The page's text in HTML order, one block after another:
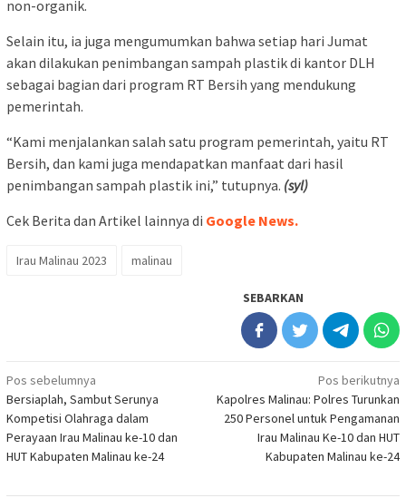
non-organik.
Selain itu, ia juga mengumumkan bahwa setiap hari Jumat
akan dilakukan penimbangan sampah plastik di kantor DLH
sebagai bagian dari program RT Bersih yang mendukung
pemerintah.
“Kami menjalankan salah satu program pemerintah, yaitu RT
Bersih, dan kami juga mendapatkan manfaat dari hasil
penimbangan sampah plastik ini,” tutupnya. (syl)
Cek Berita dan Artikel lainnya di Google News.
Irau Malinau 2023 malinau
SEBARKAN
Navigasi
pos
Pos sebelumnya
Bersiaplah, Sambut Serunya
Kompetisi Olahraga dalam
Perayaan Irau Malinau ke-10 dan
HUT Kabupaten Malinau ke-24
Pos berikutnya
Kapolres Malinau: Polres Turunkan
250 Personel untuk Pengamanan
Irau Malinau Ke-10 dan HUT
Kabupaten Malinau ke-24